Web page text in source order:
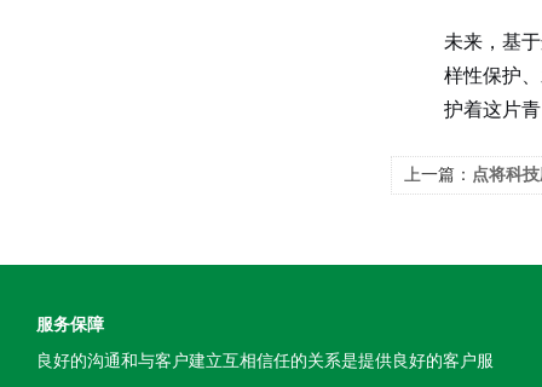
未来，基
样性保护
护着这片
上一篇： 点将科
服务保障
良好的沟通和与客户建立互相信任的关系是提供良好的客户服